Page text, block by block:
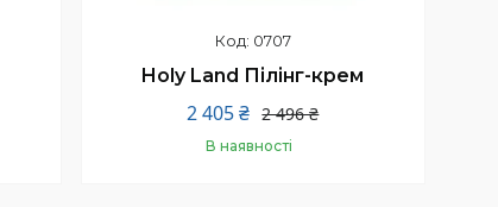
0707
Holy Land Пілінг-крем
2 496 ₴
2 405 ₴
В наявності